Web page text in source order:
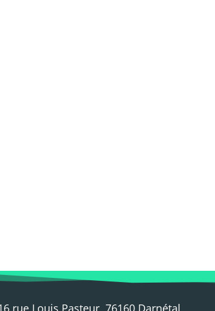
rue Louis Pasteur, 76160 Darnétal